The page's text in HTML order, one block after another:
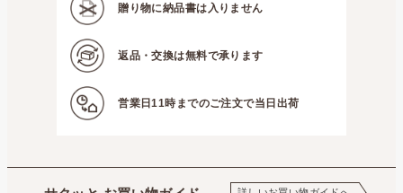
贈り物に納品書は入りません
返品・交換は無料で承ります
営業日11時までのご注文で当日出荷